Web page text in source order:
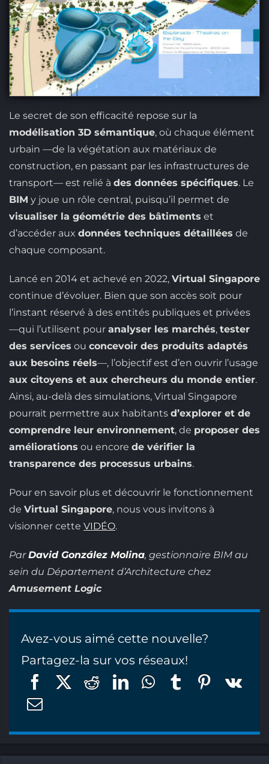
Le secret de son efficacité repose sur la
modélisation 3D sémantique, où chaque élément
urbain —de la végétation aux matériaux de
construction, en passant par les infrastructures de
transport— est relié à des données spécifiques. Le
BIM y joue un rôle central, puisqu’il permet de
visualiser la géométrie des bâtiments et
d’accéder aux données techniques détaillées de
chaque composant.
Lancé en 2014 et achevé en 2022, Virtual Singapore
continue d’évoluer. Bien que son accès soit pour
l’instant réservé à des entités publiques et privées
—qui l’utilisent pour analyser les marchés, tester
des services ou concevoir des produits adaptés
aux besoins réels—, l’objectif est d’en ouvrir l’usage
aux citoyens et aux chercheurs du monde entier.
Ainsi, au-delà des simulations, Virtual Singapore
pourrait permettre aux habitants d’explorer et de
comprendre leur environnement, de proposer des
améliorations ou encore de vérifier la
transparence des processus urbains.
Pour en savoir plus et découvrir le fonctionnement
de Virtual Singapore, nous vous invitons à
visionner cette VIDÉO.
ParDavid González Molina, gestionnaire BIM au
sein du Département d’Architecture chez
Amusement Logic
Avez-vous aimé cette nouvelle?
Partagez-la sur vos réseaux!